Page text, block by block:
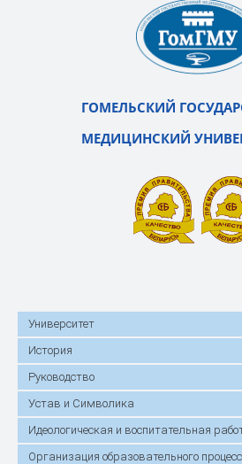
ГОМЕЛЬСКИЙ
МЕДИЦИНСКИЙ
Университет
История
Руководство
Устав и Символика
Идеологическая и воспитательная
Организация образовательного